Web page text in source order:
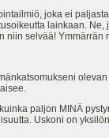
joka ei paljasta
lainkaan. Ne,
niin selvää!
paljon MINÄ
Uskoni on